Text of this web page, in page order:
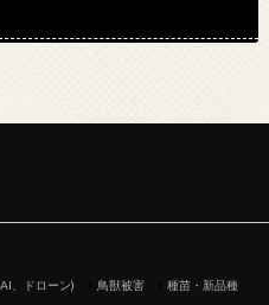
、ドローン) 鳥獣被害
種苗・新品種